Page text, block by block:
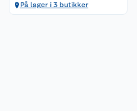
På lager i 3 butikker